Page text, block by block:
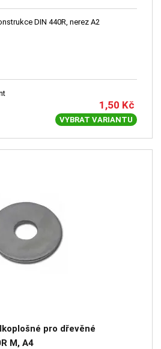
DIN 440R, nerez A2
1,50 Kč
VYBRAT VARIANTU
pro dřevěné
M, A4